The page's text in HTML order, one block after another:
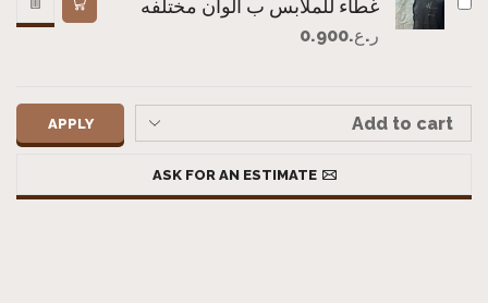
غطاء للملابس ب الوان مختلفه
ر.ع.0.900
APPLY
ASK FOR AN ESTIMATE